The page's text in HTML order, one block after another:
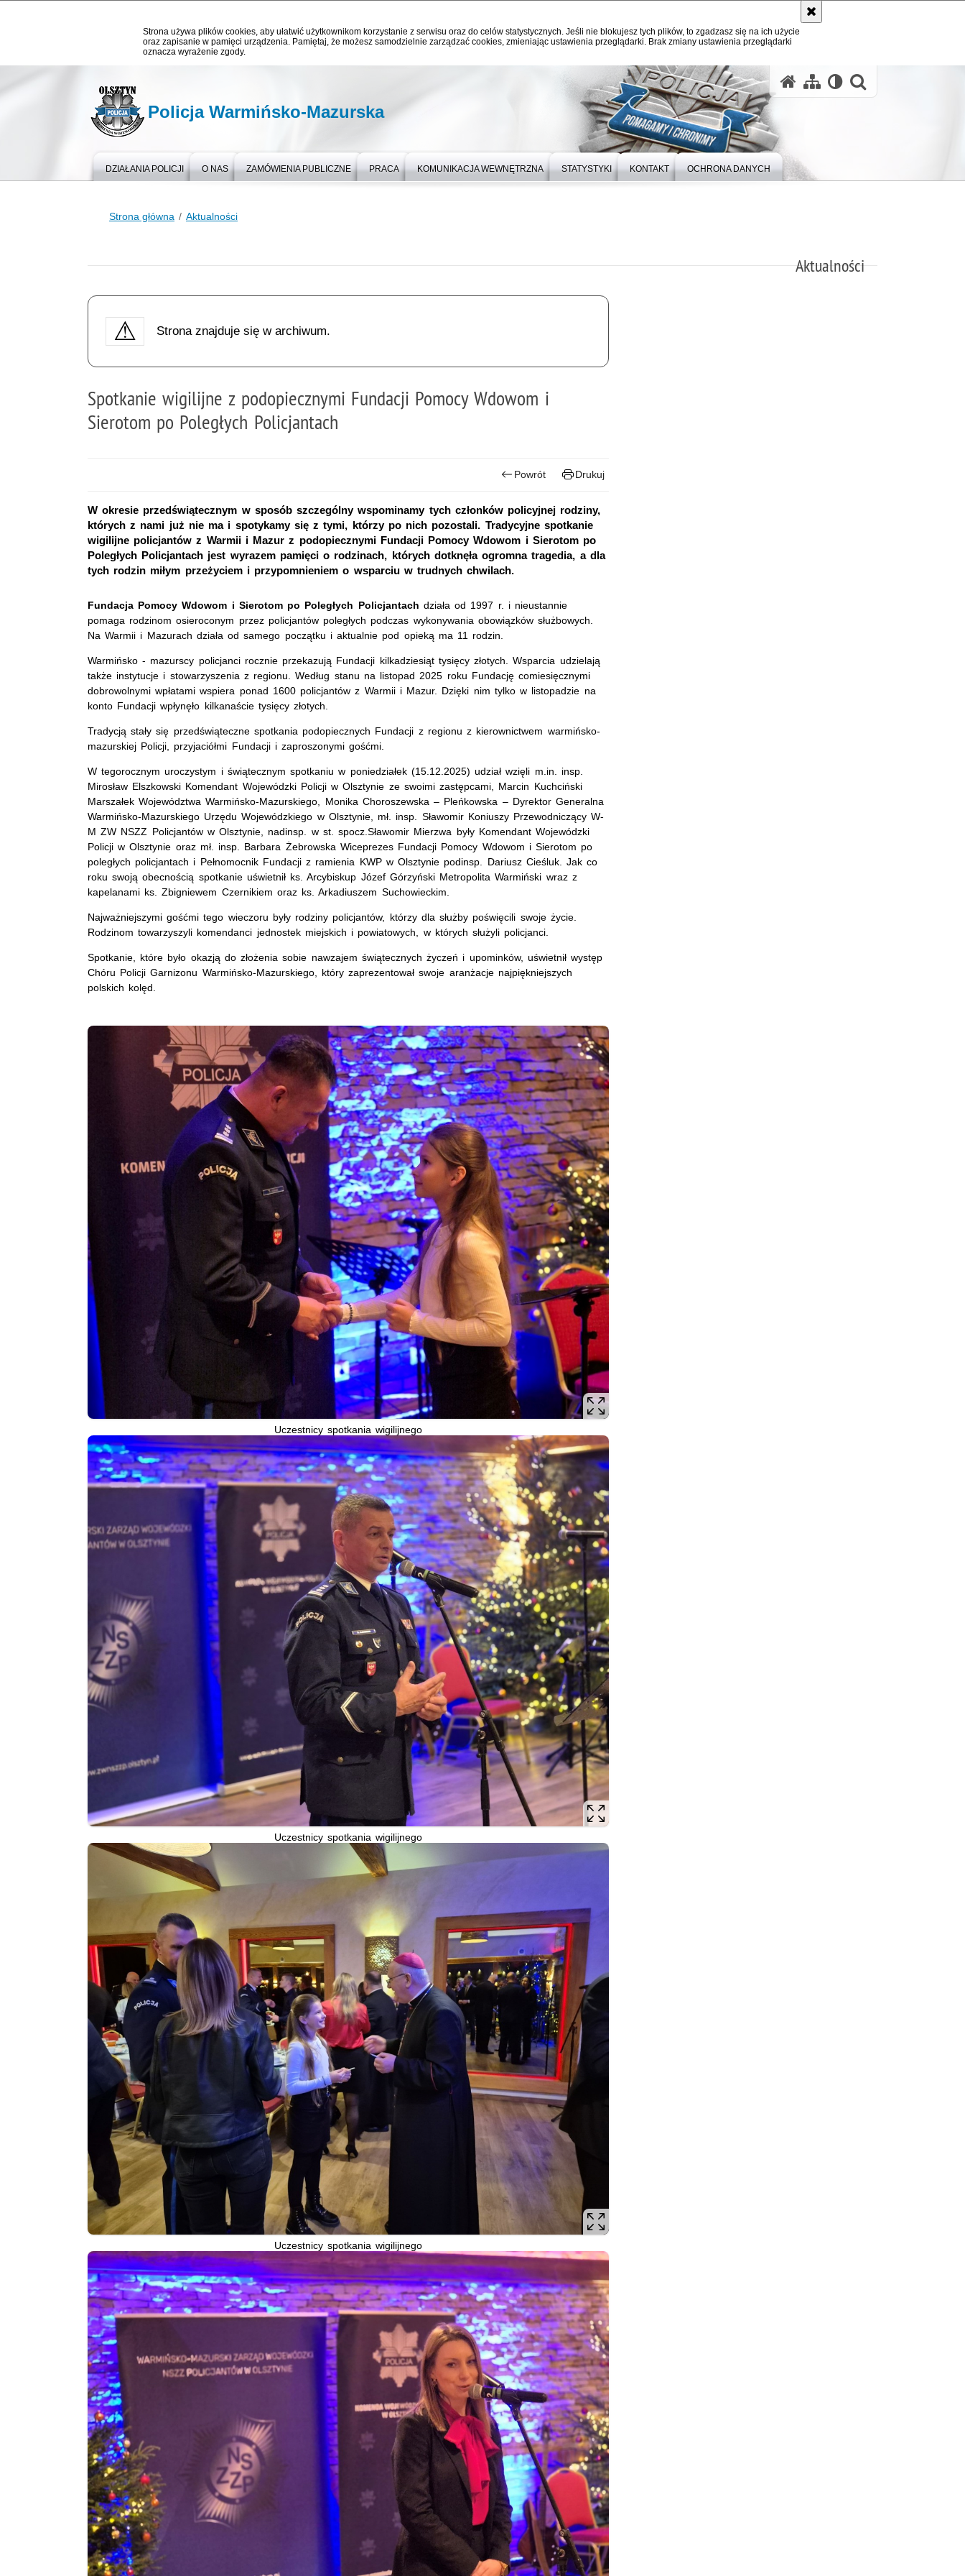
Strona używa plików cookies, aby ułatwić użytkownikom korzystanie z serwisu oraz do celów statystycznych. Jeśli nie blokujesz tych plików, to zgadzasz się na ich użycie
oraz zapisanie w pamięci urządzenia. Pamiętaj, że możesz samodzielnie zarządzać cookies, zmieniając ustawienia przeglądarki. Brak zmiany ustawienia przeglądarki
oznacza wyrażenie zgody.
Policja Warmińsko-Mazurska
DZIAŁANIA POLICJI O NAS ZAMÓWIENIA PUBLICZNE PRACA KOMUNIKACJA WEWNĘTRZNA STATYSTYKI KONTAKT OCHRONA DANYCH
Strona główna Aktualności
Aktualności
Strona znajduje się w archiwum.
Spotkanie wigilijne z podopiecznymi Fundacji Pomocy Wdowom i
Sierotom po Poległych Policjantach
Powrót Drukuj
W okresie przedświątecznym w sposób szczególny wspominamy tych członków policyjnej rodziny,
których z nami już nie ma i spotykamy się z tymi, którzy po nich pozostali. Tradycyjne spotkanie
wigilijne policjantów z Warmii i Mazur z podopiecznymi Fundacji Pomocy Wdowom i Sierotom po
Poległych Policjantach jest wyrazem pamięci o rodzinach, których dotknęła ogromna tragedia, a dla
tych rodzin miłym przeżyciem i przypomnieniem o wsparciu w trudnych chwilach.
Fundacja Pomocy Wdowom i Sierotom po Poległych Policjantach działa od 1997 r. i nieustannie
pomaga rodzinom osieroconym przez policjantów poległych podczas wykonywania obowiązków służbowych.
Na Warmii i Mazurach działa od samego początku i aktualnie pod opieką ma 11 rodzin.
Warmińsko - mazurscy policjanci rocznie przekazują Fundacji kilkadziesiąt tysięcy złotych. Wsparcia udzielają
także instytucje i stowarzyszenia z regionu. Według stanu na listopad 2025 roku Fundację comiesięcznymi
dobrowolnymi wpłatami wspiera ponad 1600 policjantów z Warmii i Mazur. Dzięki nim tylko w listopadzie na
konto Fundacji wpłynęło kilkanaście tysięcy złotych.
Tradycją stały się przedświąteczne spotkania podopiecznych Fundacji z regionu z kierownictwem warmińsko-
mazurskiej Policji, przyjaciółmi Fundacji i zaproszonymi gośćmi.
W tegorocznym uroczystym i świątecznym spotkaniu w poniedziałek (15.12.2025) udział wzięli m.in. insp.
Mirosław Elszkowski Komendant Wojewódzki Policji w Olsztynie ze swoimi zastępcami, Marcin Kuchciński
Marszałek Województwa Warmińsko-Mazurskiego, Monika Choroszewska – Pleńkowska – Dyrektor Generalna
Warmińsko-Mazurskiego Urzędu Wojewódzkiego w Olsztynie, mł. insp. Sławomir Koniuszy Przewodniczący W-
M ZW NSZZ Policjantów w Olsztynie, nadinsp. w st. spocz.Sławomir Mierzwa były Komendant Wojewódzki
Policji w Olsztynie oraz mł. insp. Barbara Żebrowska Wiceprezes Fundacji Pomocy Wdowom i Sierotom po
poległych policjantach i Pełnomocnik Fundacji z ramienia KWP w Olsztynie podinsp. Dariusz Cieśluk. Jak co
roku swoją obecnością spotkanie uświetnił ks. Arcybiskup Józef Górzyński Metropolita Warmiński wraz z
kapelanami ks. Zbigniewem Czernikiem oraz ks. Arkadiuszem Suchowieckim.
Najważniejszymi gośćmi tego wieczoru były rodziny policjantów, którzy dla służby poświęcili swoje życie.
Rodzinom towarzyszyli komendanci jednostek miejskich i powiatowych, w których służyli policjanci.
Spotkanie, które było okazją do złożenia sobie nawzajem świątecznych życzeń i upominków, uświetnił występ
Chóru Policji Garnizonu Warmińsko-Mazurskiego, który zaprezentował swoje aranżacje najpiękniejszych
polskich kolęd.
Uczestnicy spotkania wigilijnego
Uczestnicy spotkania wigilijnego
Uczestnicy spotkania wigilijnego